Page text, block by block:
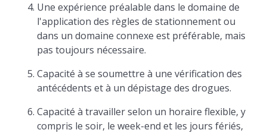
Une expérience préalable dans le domaine de
l'application des règles de stationnement ou
dans un domaine connexe est préférable, mais
pas toujours nécessaire.
Capacité à se soumettre à une vérification des
antécédents et à un dépistage des drogues.
Capacité à travailler selon un horaire flexible, y
compris le soir, le week-end et les jours fériés,